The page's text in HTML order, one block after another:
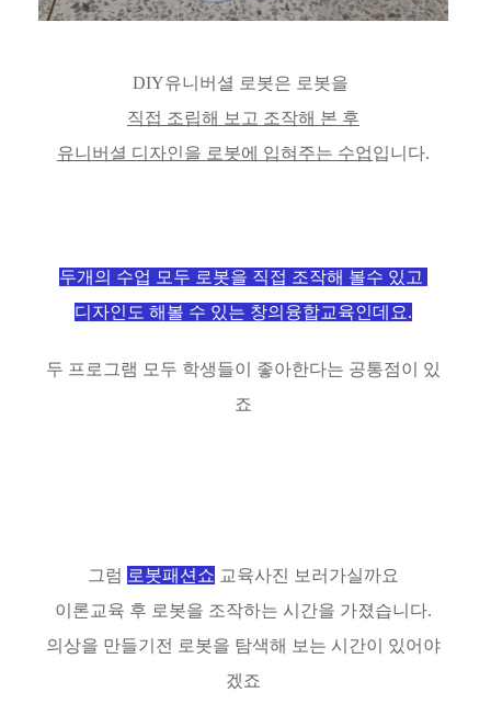
DIY유니버셜 로봇은 로봇을
직접 조립해 보고 조작해 본 후
유니버셜 디자인을 로봇에 입혀주는 수업입니다.
두개의 수업 모두 로봇을 직접 조작해 볼수 있고
디자인도 해볼 수 있는 창의융합교육인데요.
두 프로그램 모두 학생들이 좋아한다는 공통점이 있
죠
그럼 로봇패션쇼 교육사진 보러가실까요
이론교육 후 로봇을 조작하는 시간을 가졌습니다.
의상을 만들기전 로봇을 탐색해 보는 시간이 있어야
겠죠